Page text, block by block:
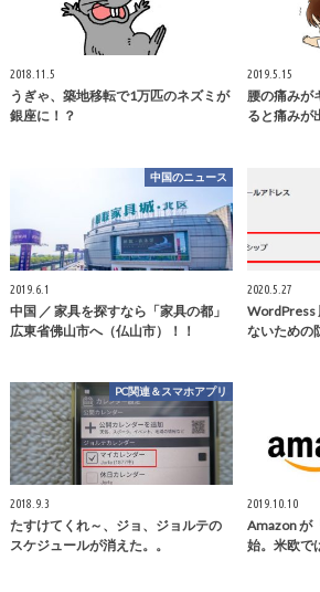
2018.11.5
うぎゃ、築地移転で1万匹のネズミが
銀座に！？
2019.5.15
腰の痛みが
ると痛みが
中国のニュース
2019.6.1
中国 ／ 家具を探すなら「家具の都」
広東省佛山市へ（仏山市）！！
2020.5.27
WordPress
ないための
PC関連＆スマホアプリ
2018.9.3
たすけてくれ～、ジョ、ジョルテの
スケジュールが消えた。。
2019.10.10
Amazon が
始。米欧で